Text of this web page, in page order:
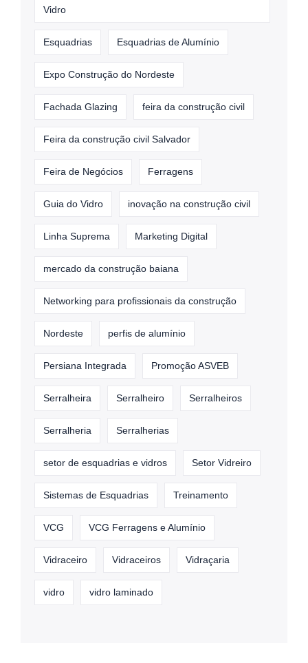
Vidro
Esquadrias Esquadrias de Alumínio
Expo Construção do Nordeste
Fachada Glazing feira da construção civil
Feira da construção civil Salvador
Feira de Negócios Ferragens
Guia do Vidro inovação na construção civil
Linha Suprema Marketing Digital
mercado da construção baiana
Networking para profissionais da construção
Nordeste perfis de alumínio
Persiana Integrada Promoção ASVEB
Serralheira Serralheiro Serralheiros
Serralheria Serralherias
setor de esquadrias e vidros Setor Vidreiro
Sistemas de Esquadrias Treinamento
VCG VCG Ferragens e Alumínio
Vidraceiro Vidraceiros Vidraçaria
vidro vidro laminado